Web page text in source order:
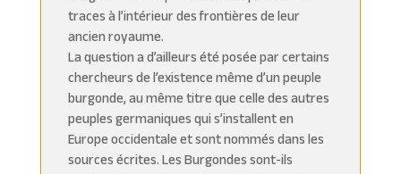
traces à l’intérieur des frontières de leur
ancien royaume.
La question a d’ailleurs été posée par certains
chercheurs de l’existence même d’un peuple
burgonde, au même titre que celle des autres
peuples germaniques qui s’installent en
Europe occidentale et sont nommés dans les
sources écrites. Les Burgondes sont-ils